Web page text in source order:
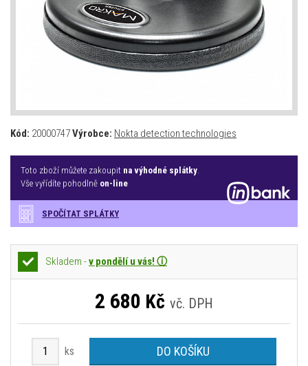
Kód: 20000747Výrobce: Nokta detection technologies
Toto zboží můžete zakoupit na výhodné splátky.
Vše vyřídíte pohodlně on-line
SPOČÍTAT SPLÁTKY
Skladem -v pondělí u vás! ⓘ
2 680 Kč vč. DPH
ks DO KOŠÍKU